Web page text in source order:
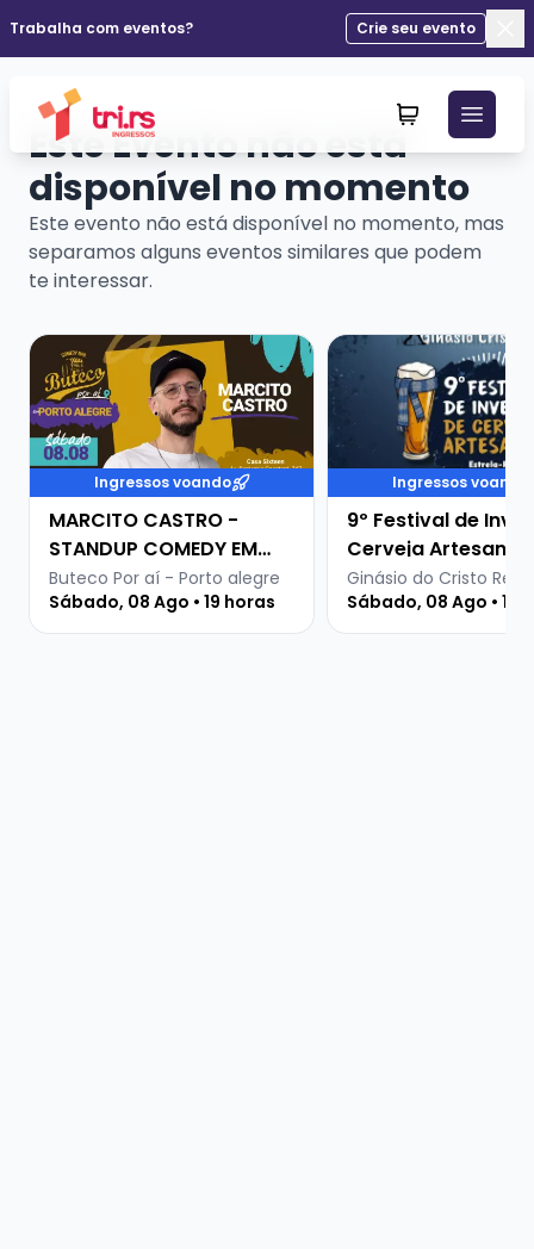
Trabalha com eventos?
Crie seu evento
Este Evento não está
disponível no momento
Este evento não está disponível no momento, mas
separamos alguns eventos similares que podem
te interessar.
Veja mais sobre MARCITO CASTRO - STANDUP
Ingressos voando
MARCITO CASTRO -
STANDUP COMEDY EM
PORTO ALEGRE
Buteco Por aí - Porto alegre
Sábado, 08 Ago • 19 horas
Veja mais sobre 9º
Ingressos voando
9º Festival de
Cerveja Artesanal
Ginásio do Cristo Rei -
Sábado, 08 Ago • 15